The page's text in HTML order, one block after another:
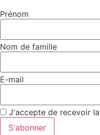
Prénom
Nom de famille
E-mail
J'accepte de recevoir